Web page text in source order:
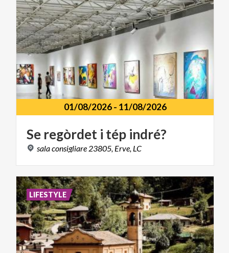
01/08/2026- 11/08/2026
Se regòrdet i tép indré?
salaconsigliare 23805, Erve, LC
LIFESTYLE